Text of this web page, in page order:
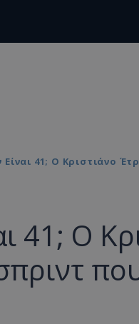
Είναι 41; Ο Κριστιάνο
41; Ο